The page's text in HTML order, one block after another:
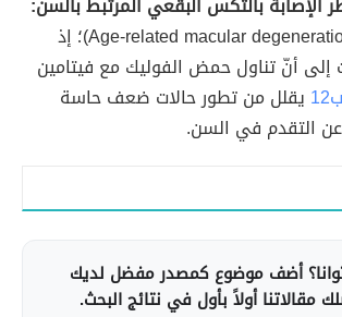
(بالإنجليزية: Age-related macular degeneration)؛ إذ
إلى أنّ تناول حمض الفوليك مع فيتامين
يقلل من تطور حالات ضعف حاسة
عن التقدم في السن.
أضف موضوع كمصدر مفضل لديك
أولاً بأول في نتائج البحث.